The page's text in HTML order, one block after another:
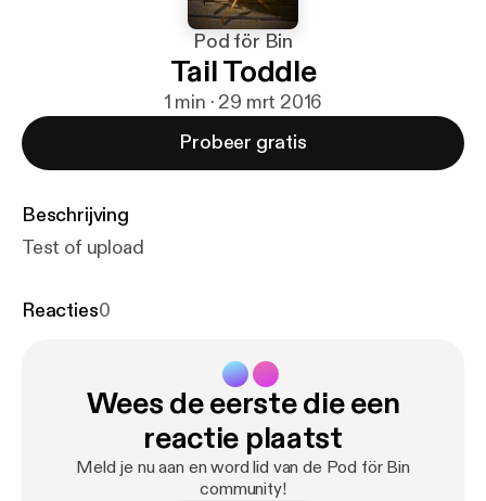
Pod för Bin
Tail Toddle
1 min · 29 mrt 2016
Probeer gratis
Beschrijving
Test of upload
Reacties0
Wees de eerste die een
reactie plaatst
Meld je nu aan en word lid van de Pod för Bin
community!